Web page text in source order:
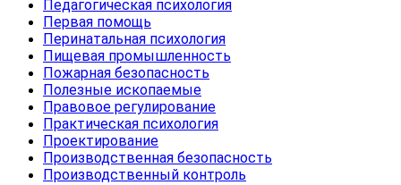
Педагогическая психология
Первая помощь
Перинатальная психология
Пищевая промышленность
Пожарная безопасность
Полезные ископаемые
Правовое регулирование
Практическая психология
Проектирование
Производственная безопасность
Производственный контроль